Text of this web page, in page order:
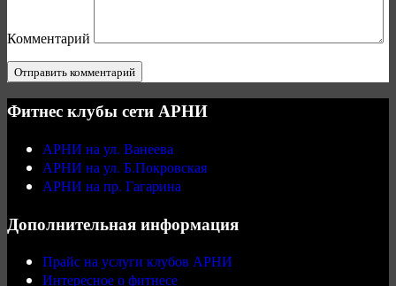
Комментарий
Фитнес клубы сети АРНИ
АРНИ на ул. Ванеева
АРНИ на ул. Б.Покровская
АРНИ на пр. Гагарина
Дополнительная информация
Прайс на услуги клубов АРНИ
Интересное о фитнесе